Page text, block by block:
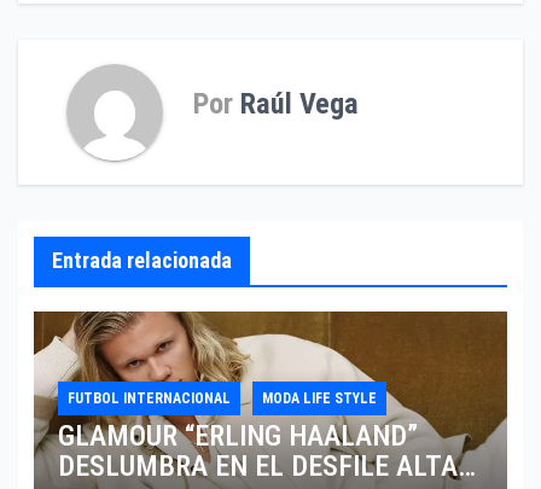
Por Raúl Vega
Entrada relacionada
FUTBOL INTERNACIONAL MODA LIFE STYLE
GLAMOUR “ERLING HAALAND”
DESLUMBRA EN EL DESFILE ALTA